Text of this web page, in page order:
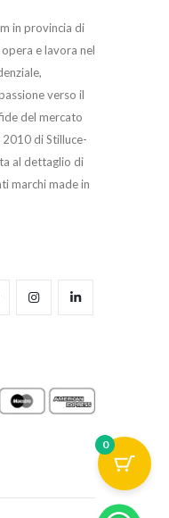
in provincia di
e lavora nel
verso il
del mercato
di Stilluce-
al dettaglio di
marchi made in
0